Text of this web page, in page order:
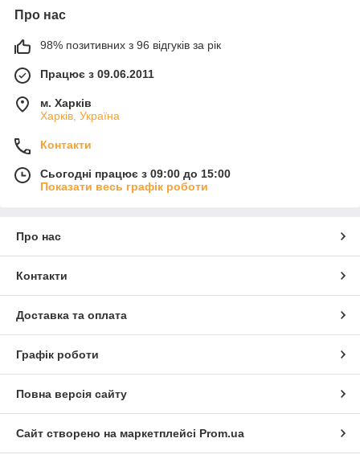
Про нас
98% позитивних з 96 відгуків за рік
Працює з 09.06.2011
м. Харків
Харків, Україна
Контакти
Сьогодні працює з 09:00 до 15:00
Показати весь графік роботи
Про нас
Контакти
Доставка та оплата
Графік роботи
Повна версія сайту
Сайт створено на маркетплейсі Prom.ua